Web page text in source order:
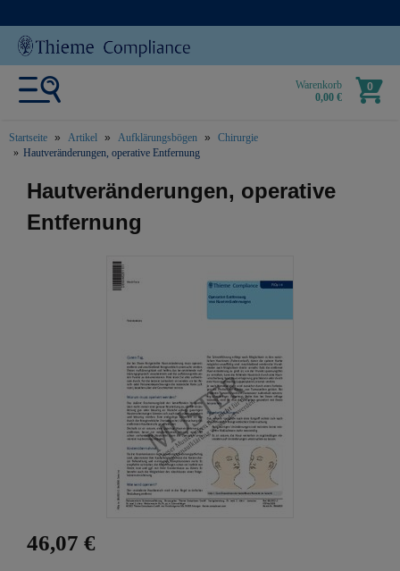
Warenkorb
0,00 €
0
Startseite Artikel Aufklärungsbögen
Chirurgie
Hautveränderungen, operative Entfernung
text.skipToContent
text.skipToNavigation
Hautveränderungen, operative
Entfernung
46,07 €